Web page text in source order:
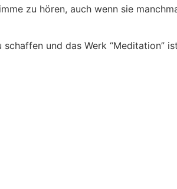
zu hören, auch wenn sie
und das Werk “Meditation”